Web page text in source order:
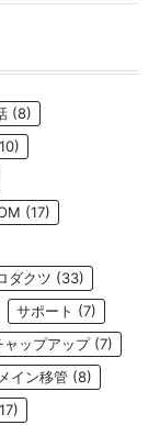
(8)
(17)
ダクツ (33)
サポート (7)
ャップアップ(7)
イン移管 (8)